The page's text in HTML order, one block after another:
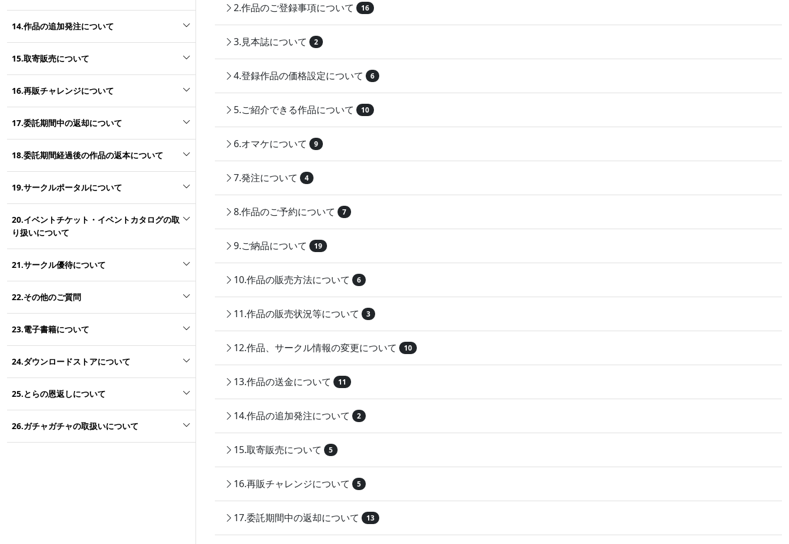
14.作品の追加発注について
15.取寄販売について
16.再販チャレンジについて
17.委託期間中の返却について
18.委託期間経過後の作品の返本について
19.サークルポータルについて
20.イベントチケット・イベントカタログの取
り扱いについて
21.サークル優待について
22.その他のご質問
23.電子書籍について
24.ダウンロードストアについて
25.とらの恩返しについて
26.ガチャガチャの取扱いについて
2.作品のご登録事項について 16
3.見本誌について 2
4.登録作品の価格設定について 6
5.ご紹介できる作品について 10
6.オマケについて 9
7.発注について 4
8.作品のご予約について 7
9.ご納品について 19
10.作品の販売方法について 6
11.作品の販売状況等について 3
12.作品、サークル情報の変更について 10
13.作品の送金について 11
14.作品の追加発注について 2
15.取寄販売について 5
16.再販チャレンジについて 5
17.委託期間中の返却について 13